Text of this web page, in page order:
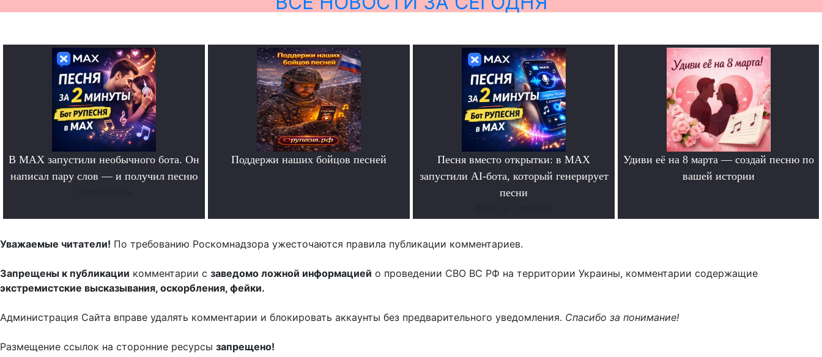
В MAX запустили необычного бота. Он
написал пару слов — и получил песню
Поддержи наших бойцов песней
Песня вместо открытки: в MAX
запустили AI-бота, который генерирует
песни
Удиви её на 8 марта — создай песню по
вашей истории
Уважаемые читатели! По требованию Роскомнадзора ужесточаются правила публикации комментариев.
Запрещены к публикации комментарии с заведомо ложной информацией о проведении СВО ВС РФ на территории Украины, комментарии содержащие
экстремистские высказывания, оскорбления, фейки.
Администрация Сайта вправе удалять комментарии и блокировать аккаунты без предварительного уведомления. Спасибо за понимание!
Размещение ссылок на сторонние ресурсы запрещено!